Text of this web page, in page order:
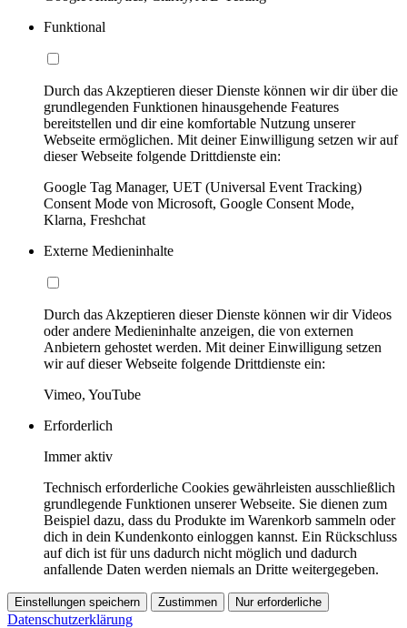
Funktional
Durch das Akzeptieren dieser Dienste können wir dir über die
grundlegenden Funktionen hinausgehende Features
bereitstellen und dir eine komfortable Nutzung unserer
Webseite ermöglichen. Mit deiner Einwilligung setzen wir auf
dieser Webseite folgende Drittdienste ein:
Google Tag Manager, UET (Universal Event Tracking)
Consent Mode von Microsoft, Google Consent Mode,
Klarna, Freshchat
Externe Medieninhalte
Durch das Akzeptieren dieser Dienste können wir dir Videos
oder andere Medieninhalte anzeigen, die von externen
Anbietern gehostet werden. Mit deiner Einwilligung setzen
wir auf dieser Webseite folgende Drittdienste ein:
Vimeo, YouTube
Erforderlich
Immer aktiv
Technisch erforderliche Cookies gewährleisten ausschließlich
grundlegende Funktionen unserer Webseite. Sie dienen zum
Beispiel dazu, dass du Produkte im Warenkorb sammeln oder
dich in dein Kundenkonto einloggen kannst. Ein Rückschluss
auf dich ist für uns dadurch nicht möglich und dadurch
anfallende Daten werden niemals an Dritte weitergegeben.
Einstellungen speichern Zustimmen Nur erforderliche
Datenschutzerklärung